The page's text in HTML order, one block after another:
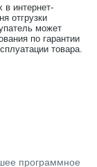
в интернет-
отгрузки
может
по гарантии
товара.
программное